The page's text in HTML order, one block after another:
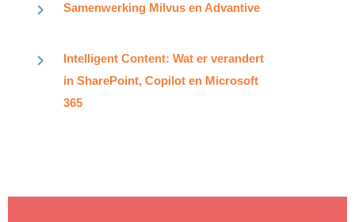
Samenwerking Milvus en Advantive​
Intelligent Content: Wat er verandert
in SharePoint, Copilot en Microsoft
365